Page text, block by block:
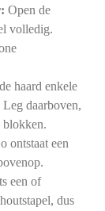
Open de
volledig.
haard enkele
Leg daarboven,
blokken.
ontstaat een
een of
dus